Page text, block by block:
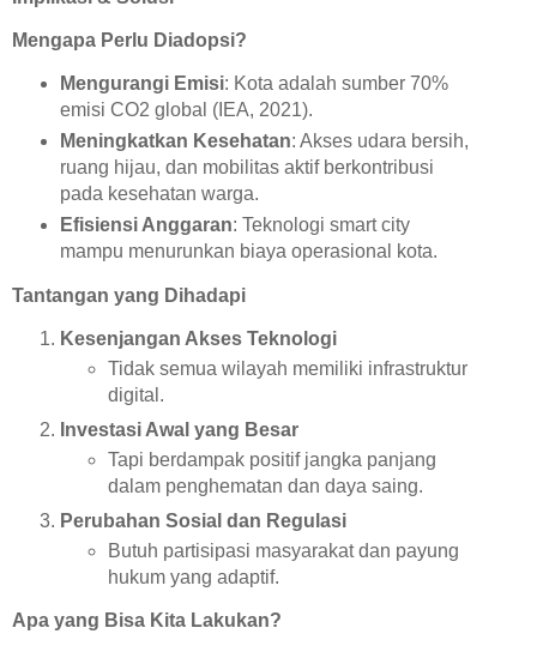
Mengapa Perlu Diadopsi?
Mengurangi Emisi: Kota adalah sumber 70%
emisi CO2 global (IEA, 2021).
Meningkatkan Kesehatan: Akses udara bersih,
ruang hijau, dan mobilitas aktif berkontribusi
pada kesehatan warga.
Efisiensi Anggaran: Teknologi smart city
mampu menurunkan biaya operasional kota.
Tantangan yang Dihadapi
Kesenjangan Akses Teknologi
Tidak semua wilayah memiliki infrastruktur
digital.
Investasi Awal yang Besar
Tapi berdampak positif jangka panjang
dalam penghematan dan daya saing.
Perubahan Sosial dan Regulasi
Butuh partisipasi masyarakat dan payung
hukum yang adaptif.
Apa yang Bisa Kita Lakukan?